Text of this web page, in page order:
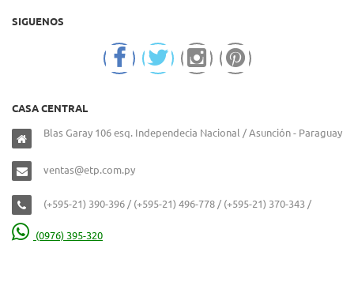
SIGUENOS
CASA CENTRAL
Blas Garay 106 esq. Independecia Nacional / Asunción - Paraguay
ventas@etp.com.py
(+595-21) 390-396 / (+595-21) 496-778 / (+595-21) 370-343 /
(0976) 395-320